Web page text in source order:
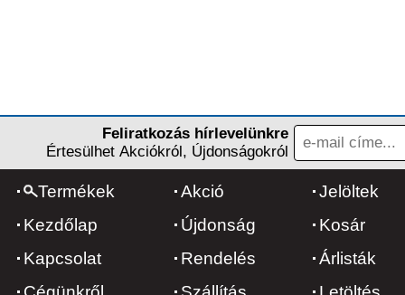
Feliratkozás hírlevelünkre
Értesülhet Akciókról, Újdonságokról
Termékek
Kezdőlap
Kapcsolat
Akció
Újdonság
Rendelés
Jelöltek
Kosár
Árlisták